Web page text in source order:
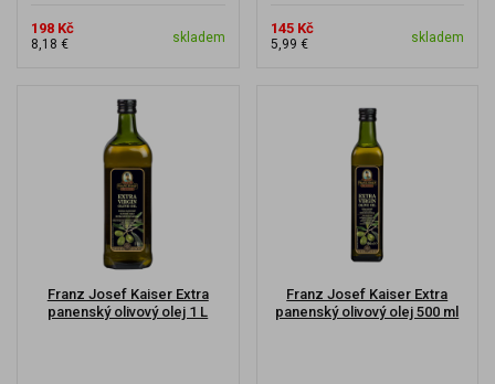
198 Kč
8,18 € skladem
145 Kč
5,99 € skladem
Franz Josef Kaiser Extra
panenský olivový olej 1 L
Franz Josef Kaiser Extra
panenský olivový olej 500 ml